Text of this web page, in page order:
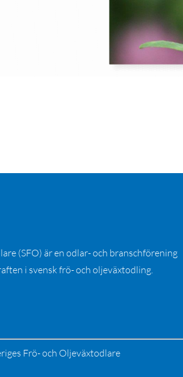
(SFO) är en odlar- och branschförening
i svensk frö- och oljeväxtodling.
Frö- och Oljeväxtodlare